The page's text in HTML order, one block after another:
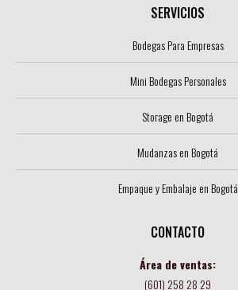
SERVICIOS
Bodegas Para Empresas
Mini Bodegas Personales
Storage en Bogotá
Mudanzas en Bogotá
Empaque y Embalaje en Bogotá
CONTACTO
Área de ventas:
(601) 258 28 29